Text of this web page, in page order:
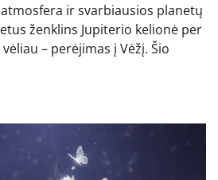
ir svarbiausios planetų
ženklins Jupiterio kelionė per
– perėjimas į Vėžį. Šio